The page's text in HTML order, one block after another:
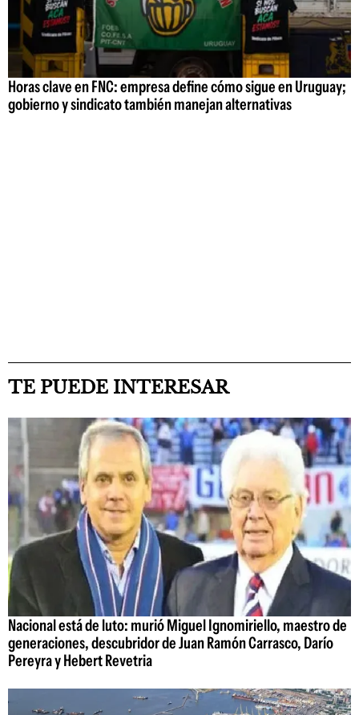
Horas clave en FNC: empresa define cómo sigue en Uruguay;
gobierno y sindicato también manejan alternativas
TE PUEDE INTERESAR
Nacional está de luto: murió Miguel Ignomiriello, maestro de
generaciones, descubridor de Juan Ramón Carrasco, Darío
Pereyra y Hebert Revetria